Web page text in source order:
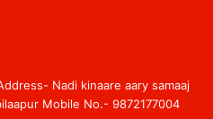
Nadi kinaare aary samaaj
Mobile No.- 9872177004